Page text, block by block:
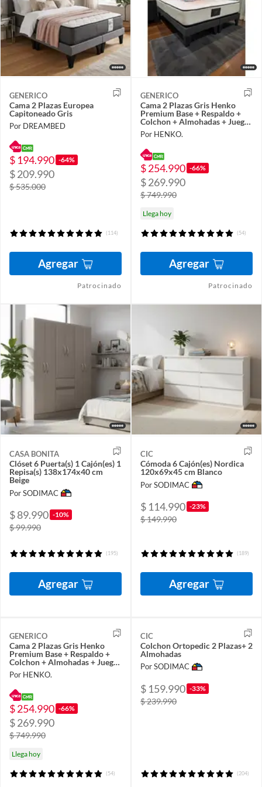
GENERICO
Cama 2 Plazas Europea
Capitoneado Gris
Por DREAMBED
$ 194.990 -64%
$ 209.990
$ 535.000
(114)
Agregar
Patrocinado
GENERICO
Cama 2 Plazas Gris Henko
Premium Base + Respaldo +
Colchon + Almohadas + Juego
de sabana
Por HENKO.
$ 254.990 -66%
$ 269.990
$ 749.990
Llega hoy
(54)
Agregar
Patrocinado
CASA BONITA
Clóset 6 Puerta(s) 1 Cajón(es) 1
Repisa(s) 138x174x40 cm
Beige
Por SODIMAC
$ 89.990 -10%
$ 99.990
(195)
Agregar
CIC
Cómoda 6 Cajón(es) Nordica
120x69x45 cm Blanco
Por SODIMAC
$ 114.990 -23%
$ 149.990
(189)
Agregar
GENERICO
Cama 2 Plazas Gris Henko
Premium Base + Respaldo +
Colchon + Almohadas + Juego
de sabana
Por HENKO.
$ 254.990 -66%
$ 269.990
$ 749.990
Llega hoy
(54)
CIC
Colchon Ortopedic 2 Plazas+ 2
Almohadas
Por SODIMAC
$ 159.990 -33%
$ 239.990
(204)